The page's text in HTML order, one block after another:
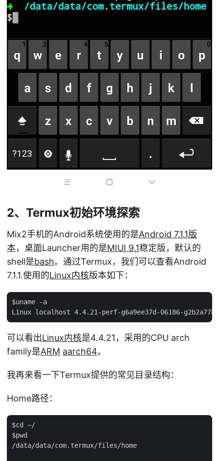
2、Termux初始环境探索
Mix2手机的Android系统使用的是Android 7.1.1版
本，桌面Launcher用的是MIUI 9.1稳定版，默认的
shell是bash。通过Termux，我们可以查看Android
7.1.1.使用的Linux内核版本如下：
$uname -a
可以看出Linux内核是4.4.21，采用的CPU arch
family是ARM aarch64。
我再来看一下Termux提供的常见目录结构：
Home路径：
$cd ~/
$pwd
/data/data/com.termux/files/home